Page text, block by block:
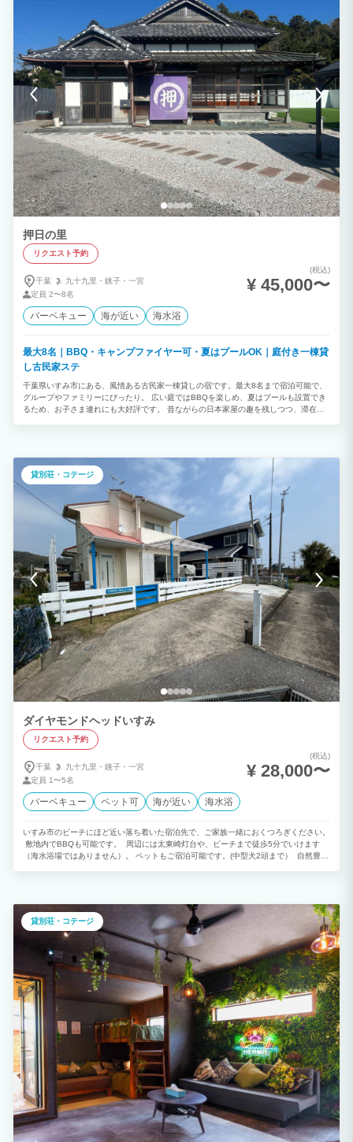
見守れるお庭： 広い芝生の庭は、お子様の専用プレイグラウンド。大人はリビングか
ら見守りながら、ゆったりとくつろげます。 天候に負けない思い出： 屋根・壁付きの
「BBQ小屋」があるから、突然の雨でも大丈夫。楽しみにしていたBBQを予定通り開
催できます。 2. 【カップル】サウナと星空に癒やされる、二人だけの「ととのい」時
間 プライベートサウナを独占： 誰にも邪魔されない専用サウナで、好きなだけセルフ
ロウリュ。水風呂の後は、テラスで潮風に吹かれる極上の外気浴を。 フォトジェニッ
クな空間： カリフォルニアスタイルの内装は、どこを切り取っても最高の写真に。 星
空の特等席： 晴れた夜は、ウッドデッキのソファに腰掛けて満天の星空を二人占め。
3. 【グループ旅行】開放感バツグン！仲間と盛り上がる大人の休日 全天候型BBQ小屋
で乾杯！： 雨や風を遮るしっかりとした造りの「BBQ小屋」なら、夜まで天気を気に
せず盛り上がれます。 一棟貸しならではの自由度： 高い天井のロフトや個室など、
広々とした空間でプライバシーを保ちつつ、賑やかな時間を共有できます。 本格サウ
ナ合宿： 仲間内で交互にサウナを楽しみ、庭で語り合う。一棟貸切だからこそ叶う贅
沢な体験です。 ■ 施設スペック タイプ： 一棟貸切（プライベートヴィラ） 主な設
備： 全天候型BBQ小屋、本格サウナ、水風呂、広大な芝生の庭、ウッドデッキ、高天
井ロフト、Wi-Fi完備
押日の里
リクエスト予約
千葉 九十九里・ 銚子・ 一宮
定員 2〜8名
(税込)
¥ 45,000〜
バーベキュー 海が近い 海水浴
最大8名｜BBQ・キャンプファイヤー可・夏はプールOK｜庭付き一棟貸
し古民家ステ
千葉県いすみ市にある、風情ある古民家一棟貸しの宿です。最大8名まで宿泊可能で、
グループやファミリーにぴったり。 広い庭ではBBQを楽しめ、夏はプールも設置でき
るため、お子さま連れにも大好評です。 昔ながらの日本家屋の趣を残しつつ、滞在に
貸別荘・コテージ
ダイヤモンドヘッドいすみ
リクエスト予約
千葉 九十九里・ 銚子・ 一宮
定員 1〜5名
(税込)
¥ 28,000〜
バーベキュー ペット可 海が近い 海水浴
いすみ市のビーチにほど近い落ち着いた宿泊先で、ご家族一緒におくつろぎください。
敷地内でBBQも可能です。 周辺には太東崎灯台や、ビーチまで徒歩5分でいけます
（海水浴場ではありません）。 ペットもご宿泊可能です。(中型犬2頭まで） 自然豊か
貸別荘・コテージ